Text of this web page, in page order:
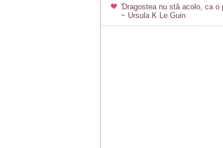
'Dragostea nu stă acolo, ca
~ Ursula K Le Guin